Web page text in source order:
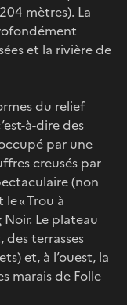
mètres). La
et la rivière de
du relief
à-dire des
par une
creusés par
(non
« Trou à
Noir. Le plateau
des terrasses
et, à l’ouest, la
marais de Folle